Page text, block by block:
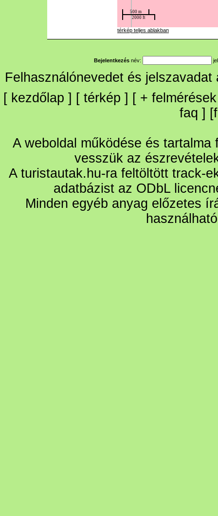
térkép teljes ablakban
Bejelentkezés név:
Felhasználónevedet és
[ kezdőlap ] [ térkép ] [ + felmérések
faq ] [
A weboldal működése és
vesszük az
A turistautak.hu-ra feltöltött track-
adatbázist az ODbL
Minden egyéb anyag előzetes